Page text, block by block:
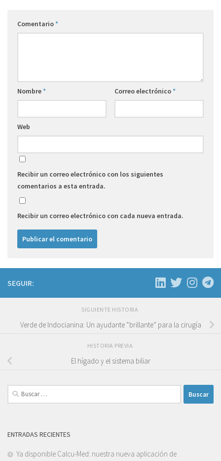
Comentario*
Nombre* Correo electrónico*
Web
Recibir un correo electrónico con los siguientes
comentarios a esta entrada.
Recibir un correo electrónico con cada nueva entrada.
SEGUIR:
SIGUIENTE HISTORIA
Verde de Indocianina: Un ayudante “brillante” para la cirugía
HISTORIA PREVIA
El hígado y el sistema biliar
Buscar:
ENTRADAS RECIENTES
Ya disponible Calcu-Med: nuestra nueva aplicación de